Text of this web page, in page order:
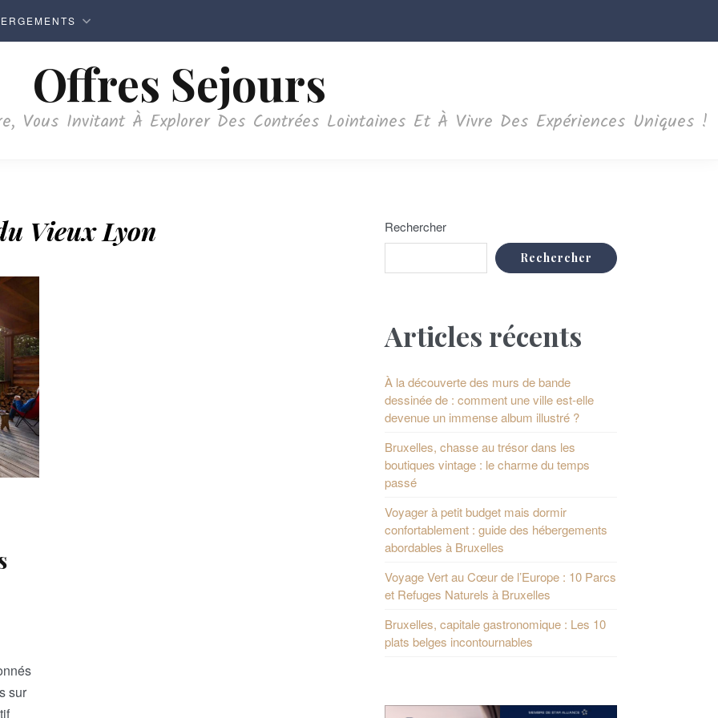
Offres Sejours
Vous Invitant À Explorer Des Contrées Lointaines Et À Vivre Des Expériences Uniques !
Vieux Lyon
sur
Rechercher
Rechercher
Articles récents
À la découverte des murs de bande
dessinée de : comment une ville est-elle
devenue un immense album illustré ?
Bruxelles, chasse au trésor dans les
boutiques vintage : le charme du temps
passé
Voyager à petit budget mais dormir
confortablement : guide des hébergements
abordables à Bruxelles
Voyage Vert au Cœur de l’Europe : 10 Parcs
et Refuges Naturels à Bruxelles
Bruxelles, capitale gastronomique : Les 10
plats belges incontournables